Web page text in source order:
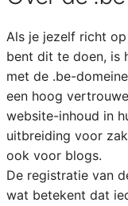
Als je jezelf richt
bent dit te doen, is
met de .be-
een hoog
website-inhoud in
uitbreiding voor
ook voor blogs.
De registratie van
wat betekent dat